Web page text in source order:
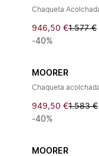
Chaqueta
946,50 €1.577 €
-40%
MOORER
Chaqueta
949,50 €1.583 €
-40%
MOORER